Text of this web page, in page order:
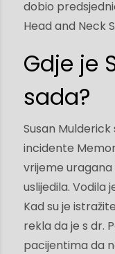
dobio
Head and Neck
Gdje je
sada?
Susan
incidente
vrijeme
uslijedila. Vodila
Kad su je
rekla da je s dr.
pacijentima da